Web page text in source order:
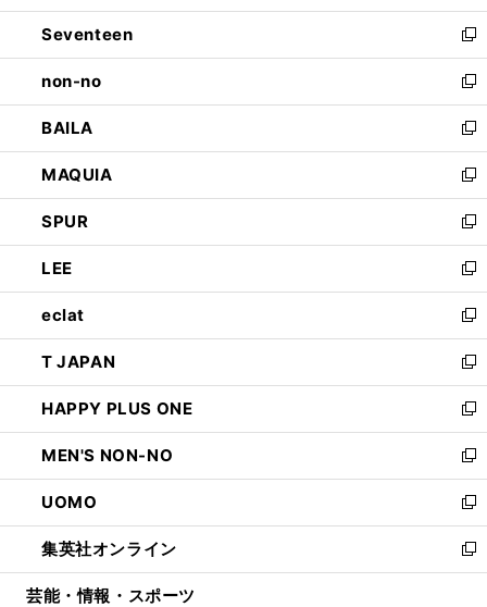
開
く
ウ
で
開
く
ン
ド
ウ
で
開
く
Seventeen
新
し
い
ウ
ィ
ン
ド
ウ
で
開
く
non-no
新
し
い
ウ
ィ
ン
ド
ウ
で
開
く
BAILA
新
し
い
ウ
ィ
ン
ド
ウ
で
開
く
MAQUIA
新
し
い
ウ
ィ
ン
ド
ウ
で
開
く
SPUR
新
し
い
ウ
ィ
ン
ド
ウ
で
開
く
LEE
新
し
い
ウ
ィ
ン
ド
ウ
で
開
く
eclat
新
し
い
ウ
ィ
ン
ド
ウ
で
開
く
T JAPAN
新
し
い
ウ
ィ
ン
ド
ウ
で
開
HAPPY PLUS ONE
新
し
い
ウ
ィ
ン
ド
ウ
MEN'S NON-NO
新
し
い
ウ
ィ
ン
UOMO
新
し
い
ウ
集英社オンライン
新
し
芸能・情報・スポーツ